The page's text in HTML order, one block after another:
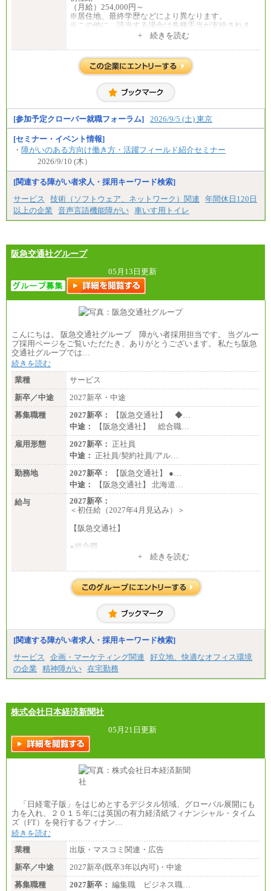
（月給）254,000円～
※居住地、最終学歴などにより異なります。
※この他に、該当する場合は各種手当が支給されま
中途：
全職種共通
※居住地、年齢により異なります。
※この他に、該当する場合は各種手当が支給されま
す。
※試用期間中も給与に変更はございません
+ 続きを読む
[参加予定クローバー就職フォーラム] 2026/9/5 (土) 東京
[セミナー・イベント情報]
・ 障がいのある方向け働き方・活躍フィールド紹介セミナー
2026/9/10 (木）
[関連する障がい者求人・採用キーワード検索]
サービス
技術（ソフトウェア、ネットワーク）関連
年間休日120日
以上の企業
音声言語機能障がい 車いす用トイレ
阪急交通社グループ
05月13日更新
こんにちは。 阪急交通社グループ 障がい者採用担当です。 当グルー
プ採用ページをご覧いただたき、ありがとうございます。 私たち阪急
交通社グループでは…
続きを読む
業種
サービス
新卒／中途
2027新卒・中途
募集職種
2027新卒：
【阪急交通社】 ◆…
中途：
【阪急交通社】 総合職…
雇用形態
2027新卒： 正社員
中途： 正社員/契約社員/アル…
勤務地
2027新卒：
【阪急交通社】 ●…
中途：
【阪急交通社】 北海道…
給与
2027新卒：
＜初任給（2027年4月見込み）＞
【阪急交通社】
●総合職
(※3)、239,000円(※4)、237,000円（※5）
・専門・短大卒
(※3)、218,500円(※4)、216,500円（※5）
※1…東京都、埼玉県、千葉県、神奈川県
※2…大阪府、京都府、兵庫県、滋賀県
※3…愛知県、静岡県
※4…北海道、宮城県、栃木県、群馬県、長野県、新
潟県、富山県、石川県、岡山県、広島県、山口県、
香川県、福岡県
県、福島県、山形県
・月給には一律地域手当を含んだ金額を表示
（一律地域手当：※1…36,000円、※2…33,000円、
※3…28,000円、※4…25,000円、※5…23,000円）
・試用期間中も給与変更なし
●基幹職（地域限定社員）
・大学・院卒／月給185,000 円～219,000 円 ※勤務地
により異なる。
〈大阪・兵庫〉209,000 円
〈愛知〉194,500 円 〈福岡〉1
85,000 円
地により異なる。
〈東京・神奈川〉210,000 円
〈大阪・兵庫〉200,000 円
〈愛知〉194,500 円 〈福
岡〉185,000円
+ 続きを読む
[関連する障がい者求人・採用キーワード検索]
サービス
企画・マーケティング関連
好立地、快適なオフィス環境
の企業
精神障がい 在宅勤務
株式会社日本経済新聞社
05月21日更新
「日経電子版」をはじめとするデジタル領域、グローバル展開にも
力を入れ、２０１５年には英国の有力経済紙フィナンシャル・タイム
ズ（FT）を発行するフィナン…
続きを読む
業種
出版・マスコミ関連・広告
新卒／中途
2027新卒(既卒3年以内可)・中途
募集職種
2027新卒： 編集職 ビジネス職…